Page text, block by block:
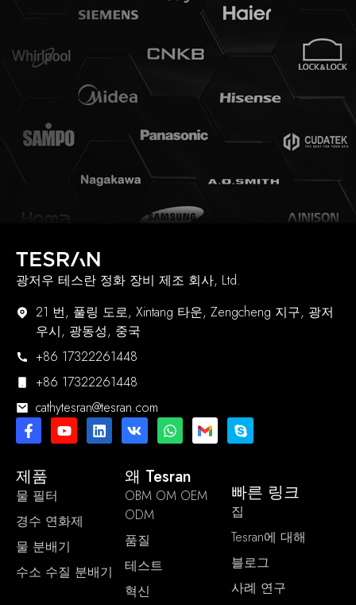
광저우 테스란 정화 장비 제조 회사, Ltd.
21 번, 풀링 도로, Xintang 타운, Zengcheng 지구, 광저
우시, 광동성, 중국
+86 17322261448
+86 17322261448
cathytesran@tesran.com
제품
물 필터
경수 연화제
물 분배기
수소 수질 분배기
왜 Tesran
OBM OM OEM
ODM
품질
테스트
혁신
빠른 링크
집
Tesran에 대해
블로그
사례 연구